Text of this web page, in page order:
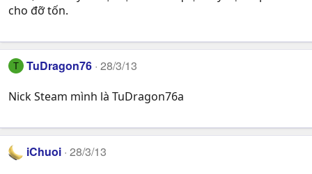
cho đỡ tốn.
T TuDragon76 28/3/13
Nick Steam mình là TuDragon76a
iChuoi 28/3/13